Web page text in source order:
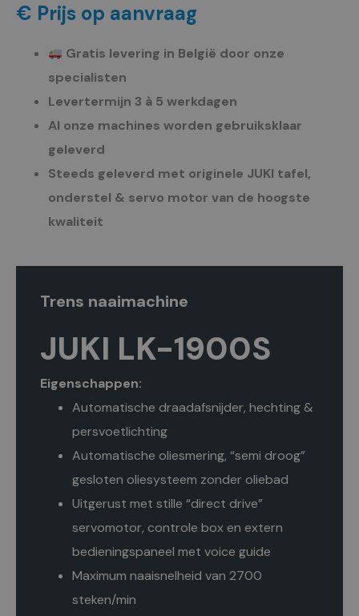
€ Prijs op aanvraag
Gratis levering in België door onze
specialisten
Levertermijn 3 à 5 werkdagen
Al onze machines worden gebruiksklaar
geleverd
Steeds geleverd met originele JUKI tafel,
onderstel & servo motor van de hoogste
kwaliteit
Trens naaimachine
JUKI LK-1900S
Eigenschappen:
Automatische draadafsnijder, hechting &
persvoetlichting
Automatische oliesmering, “semi droog”
gesloten oliesysteem zonder oliebad
Uitgerust met stille “direct drive”
servomotor, controle box en extern
bedieningspaneel met voice guide
Maximum naaisnelheid van 2700
steken/min